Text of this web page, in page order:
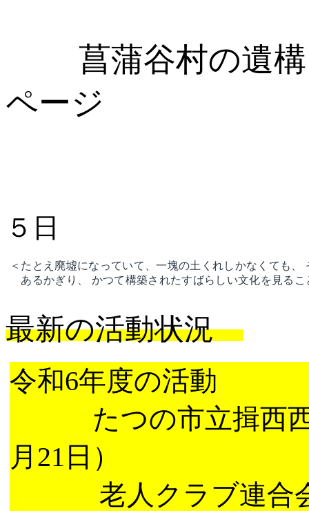
菖蒲谷村の遺構
ページ
５日
＜たとえ廃墟になっていて、一塊の土くれしかなくても、
あるかぎり、 かつて構築されたすばらしい文化を見るこ
最新の活動状況
令和6年度の活動
たつの市立揖西西
月21日）
老人クラブ連合会